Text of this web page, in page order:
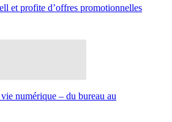
et profite d’offres promotionnelles
numérique – du bureau au